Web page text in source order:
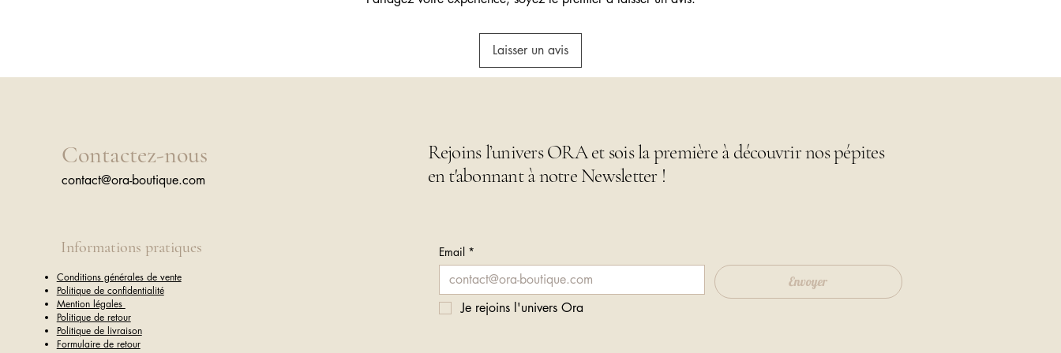
Laisser un avis
Contactez-nous
contact@ora-boutique.com
Informations pratiques
Conditions générales de vente
Politique de confidentialité
Mention légales
Politique de retour
Politique de livraison
Formulaire de retour
Rejoins l’univers ORA et sois la première à découvrir nos pépites
en t'abonnant à notre Newsletter !
Email *
Envoyer
Je rejoins l'univers Ora